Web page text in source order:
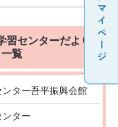
センターだより
一覧
ター吾平振興会館
ター